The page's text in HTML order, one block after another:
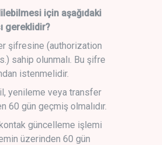
için aşağıdaki
gereklidir?
şifresine (authorization
sahip olunmalı. Bu şifre
istenmelidir.
yenileme veya transfer
60 gün geçmiş olmalıdır.
güncelleme işlemi
üzerinden 60 gün